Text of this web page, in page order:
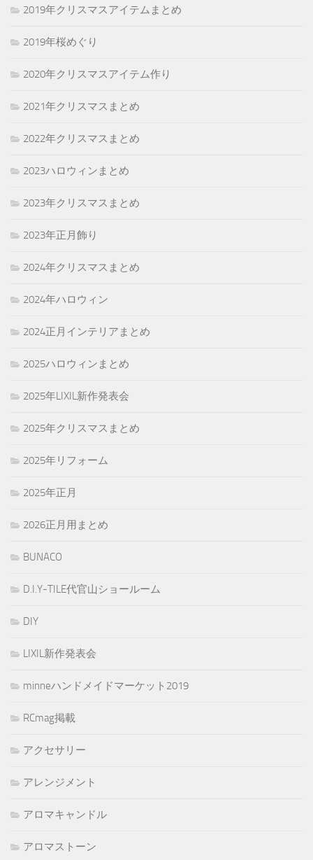
2019年クリスマスアイテムまとめ
2019年桜めぐり
2020年クリスマスアイテム作り
2021年クリスマスまとめ
2022年クリスマスまとめ
2023ハロウィンまとめ
2023年クリスマスまとめ
2023年正月飾り
2024年クリスマスまとめ
2024年ハロウィン
2024正月インテリアまとめ
2025ハロウィンまとめ
2025年LIXIL新作発表会
2025年クリスマスまとめ
2025年リフォーム
2025年正月
2026正月用まとめ
BUNACO
D.I.Y-TILE代官山ショールーム
DIY
LIXIL新作発表会
minneハンドメイドマーケット2019
RCmag掲載
アクセサリー
アレンジメント
アロマキャンドル
アロマストーン